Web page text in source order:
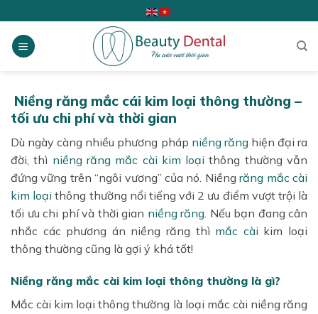
to
content
Niềng răng mắc cái kim loại thông thường –
tối ưu chi phí và thời gian
Dù ngày càng nhiều phương pháp niềng rănghiện đại ra
đời, thì niềng răng mắc cài kim loại thông thường vẫn
đứng vững trên “ngôi vương” của nó. Niềngrăng mắc cài
kim loại thông thường nổi tiếng với 2 ưu điểm vượt trội là
tối ưu chi phí và thời gian niềng răng . Nếu bạn đang cân
nhắc các phương án niềng răng thì mắc cài kim loại
thông thường cũng là gợi ý khá tốt!
Niềng răng mắc cài kim loại thông thường là gì?
Mắc cài kim loại thông thường là loại mắc cài niềng răng